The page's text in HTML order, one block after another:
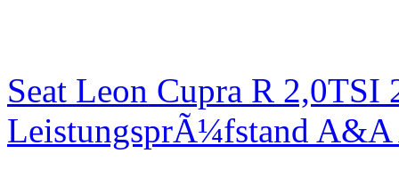
Seat Leon Cupra R
LeistungsprÃ¼fstand